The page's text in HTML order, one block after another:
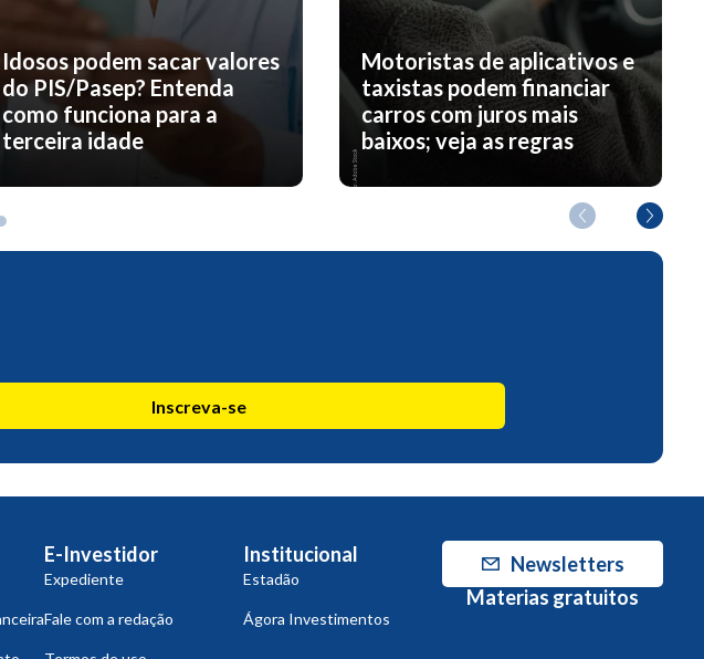
Idosos podem sacar valores
do PIS/Pasep? Entenda
como funciona para a
terceira idade
Motoristas de aplicativos e
taxistas podem financiar
carros com juros mais
baixos; veja as regras
Inscreva-se
E-Investidor
Expediente
Fale com a redação
Institucional
Estadão
Ágora Investimentos
Newsletters
Materias gratuitos